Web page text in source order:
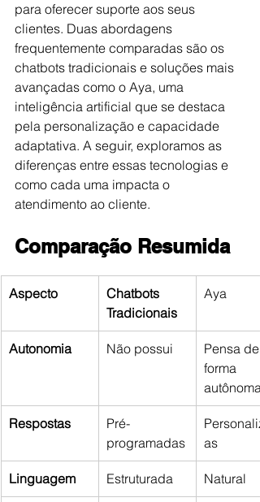
para oferecer suporte aos seus
clientes. Duas abordagens
frequentemente comparadas são os
chatbots tradicionais e soluções mais
avançadas como o Aya, uma
inteligência artificial que se destaca
pela personalização e capacidade
adaptativa. A seguir, exploramos as
diferenças entre essas tecnologias e
como cada uma impacta o
atendimento ao cliente.
Comparação Resumida
Aspecto
Chatbots
Tradicionais
Aya
Autonomia Não possui
Pensa de
forma
autônoma
Respostas
Pré-
programadas
as
Linguagem Estruturada Natural